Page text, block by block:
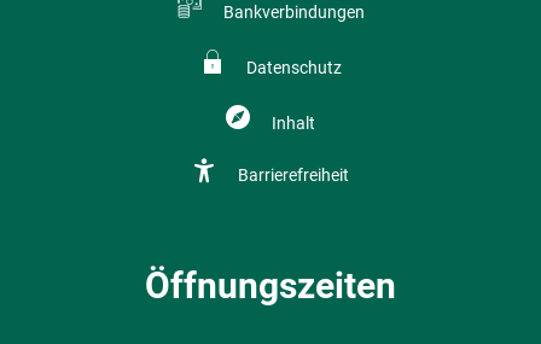
Bankverbindungen
Datenschutz
Inhalt
Barrierefreiheit
Öffnungszeiten